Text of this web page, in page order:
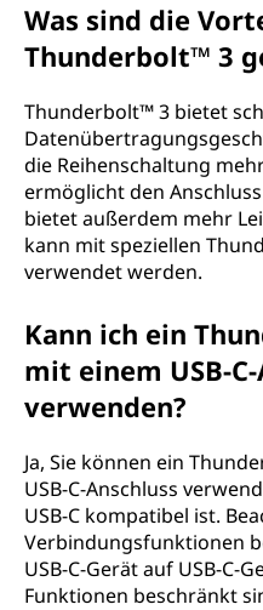
Was sind die
Thunderbolt™ 3
Thunderbolt™ 3 bietet
die Reihenschaltung
ermöglicht den
bietet außerdem mehr
kann mit speziellen
verwendet werden.
Kann ich ein
mit einem USB-
verwenden?
Ja, Sie können ein
USB-C-Anschluss
USB-C kompatibel ist.
Verbindungsfunktionen
USB-C-Gerät auf USB-C-
Funktionen beschränkt